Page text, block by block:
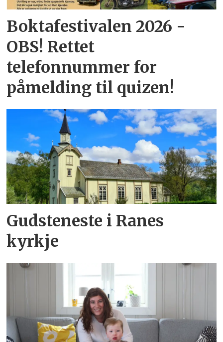
Boktafestivalen 2026 -
OBS! Rettet
telefonnummer for
påmelding til quizen!
Gudsteneste i Ranes
kyrkje